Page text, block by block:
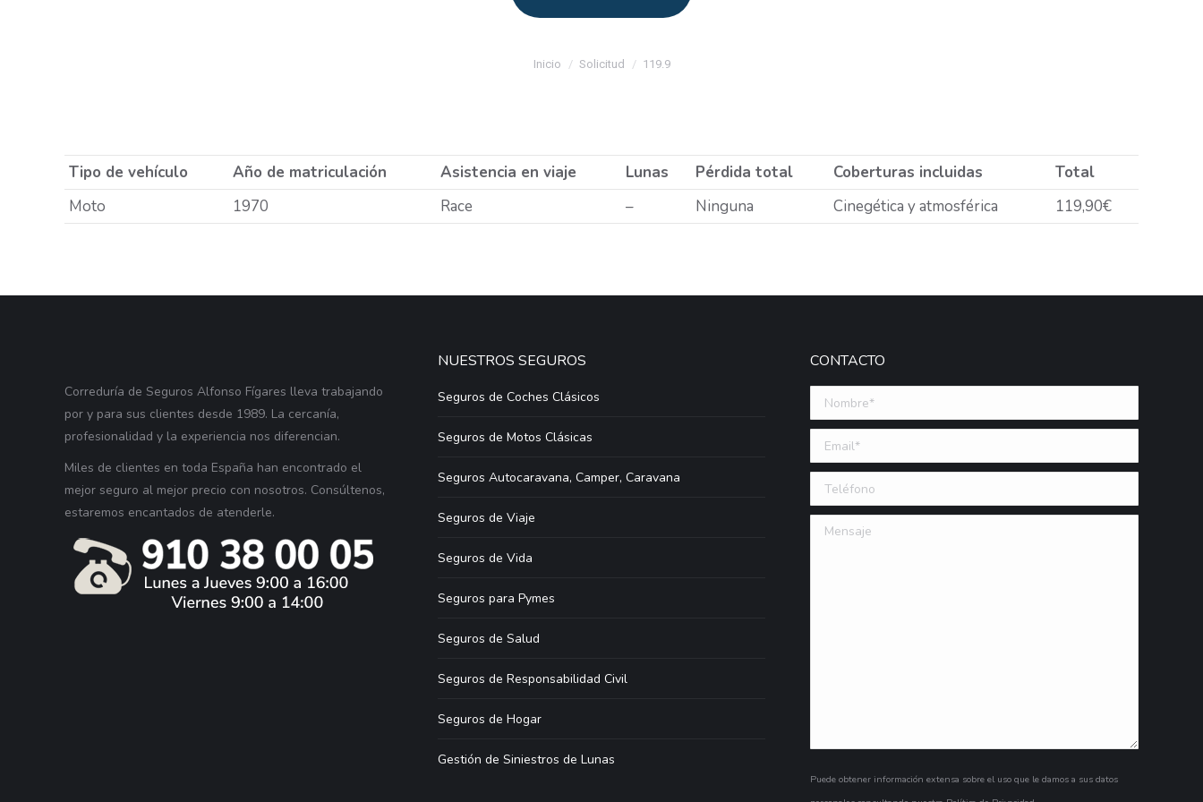
Estás aquí:
Inicio Solicitud 119.9
Tipo de vehículo Año de matriculación Asistencia en viaje Lunas Pérdida total Coberturas incluidas
Total
Moto
1970 Race – Ninguna Cinegética y atmosférica 119,90€
Correduría de Seguros Alfonso Fígares lleva trabajando
por y para sus clientes desde 1989. La cercanía,
profesionalidad y la experiencia nos diferencian.
Miles de clientes en toda España han encontrado el
mejor seguro al mejor precio con nosotros. Consúltenos,
estaremos encantados de atenderle.
NUESTROS SEGUROS
Seguros de Coches Clásicos
Seguros de Motos Clásicas
Seguros Autocaravana, Camper, Caravana
Seguros de Viaje
Seguros de Vida
Seguros para Pymes
Seguros de Salud
Seguros de Responsabilidad Civil
Seguros de Hogar
Gestión de Siniestros de Lunas
CONTACTO
Nombre *
Email (requerido)
Teléfono
Mensaje
Puede obtener información extensa sobre el uso que le damos a sus datos